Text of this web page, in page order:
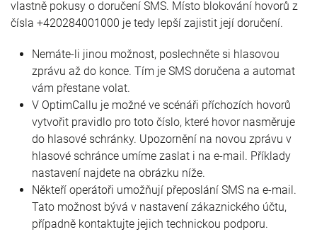
vlastně pokusy o doručení SMS. Místo blokování hovorů z
čísla +420284001000 je tedy lepší zajistit její doručení.
Nemáte-li jinou možnost, poslechněte si hlasovou
zprávu až do konce. Tím je SMS doručena a automat
vám přestane volat.
V OptimCallu je možné ve scénáři příchozích hovorů
vytvořit pravidlo pro toto číslo, které hovor nasměruje
do hlasové schránky. Upozornění na novou zprávu v
hlasové schránce umíme zaslat i na e-mail. Příklady
nastavení najdete na obrázku níže.
Někteří operátoři umožňují přeposlání SMS na e-mail.
Tato možnost bývá v nastavení zákaznického účtu,
případně kontaktujte jejich technickou podporu.